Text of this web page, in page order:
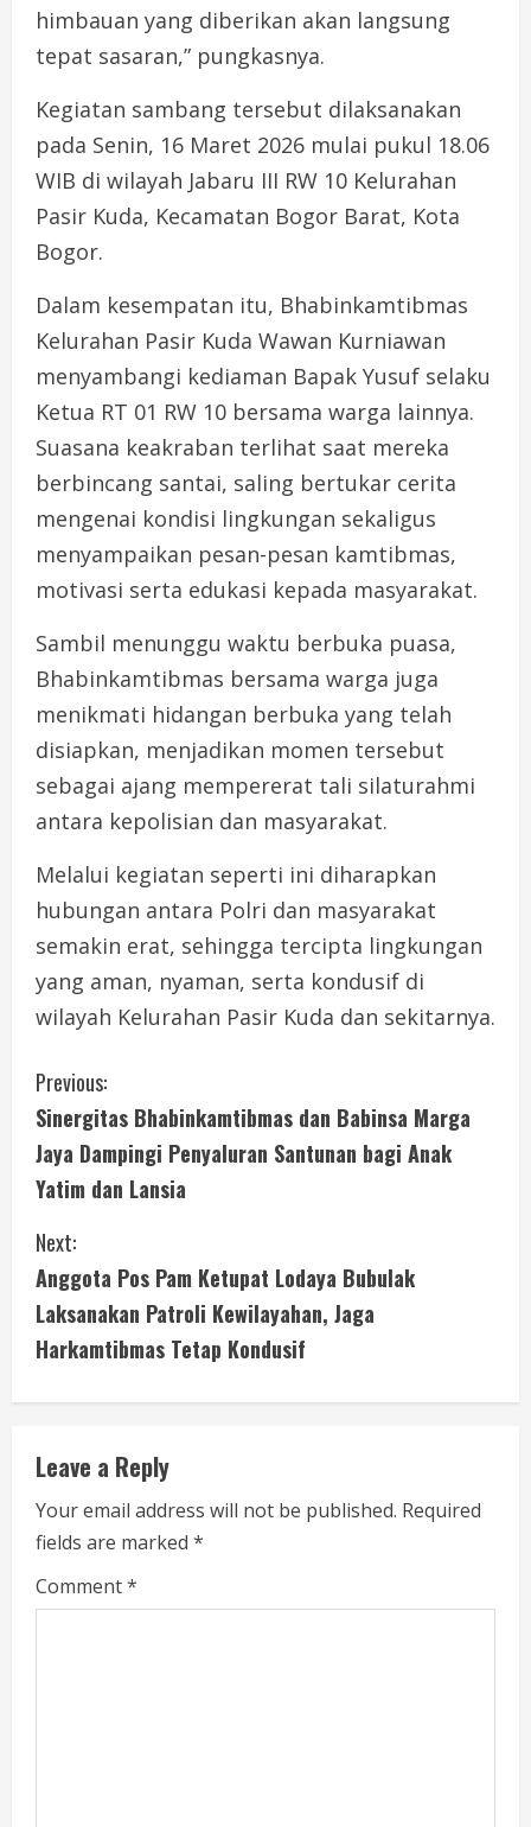
himbauan yang diberikan akan langsung
tepat sasaran,” pungkasnya.
Kegiatan sambang tersebut dilaksanakan
pada Senin, 16 Maret 2026 mulai pukul 18.06
WIB di wilayah Jabaru III RW 10 Kelurahan
Pasir Kuda, Kecamatan Bogor Barat, Kota
Bogor.
Dalam kesempatan itu, Bhabinkamtibmas
Kelurahan Pasir Kuda Wawan Kurniawan
menyambangi kediaman Bapak Yusuf selaku
Ketua RT 01 RW 10 bersama warga lainnya.
Suasana keakraban terlihat saat mereka
berbincang santai, saling bertukar cerita
mengenai kondisi lingkungan sekaligus
menyampaikan pesan-pesan kamtibmas,
motivasi serta edukasi kepada masyarakat.
Sambil menunggu waktu berbuka puasa,
Bhabinkamtibmas bersama warga juga
menikmati hidangan berbuka yang telah
disiapkan, menjadikan momen tersebut
sebagai ajang mempererat tali silaturahmi
antara kepolisian dan masyarakat.
Melalui kegiatan seperti ini diharapkan
hubungan antara Polri dan masyarakat
semakin erat, sehingga tercipta lingkungan
yang aman, nyaman, serta kondusif di
wilayah Kelurahan Pasir Kuda dan sekitarnya.
C
o
n
t
i
n
R
e
a
Previous:
Sinergitas Bhabinkamtibmas dan Babinsa Marga
Jaya Dampingi Penyaluran Santunan bagi Anak
Yatim dan Lansia
Next:
Anggota Pos Pam Ketupat Lodaya Bubulak
Laksanakan Patroli Kewilayahan, Jaga
Harkamtibmas Tetap Kondusif
Leave a Reply
Your email address will not be published. Required
fields are marked *
Comment*